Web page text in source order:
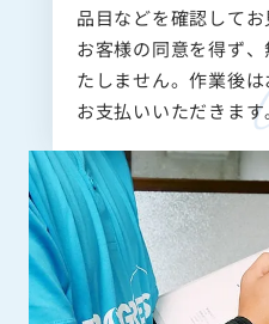
品目などを確認してお
お客様の同意を得ず
たしません。作業後
お支払いいただきます